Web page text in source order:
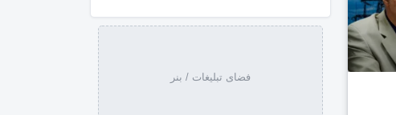
فضای تبلیغات / بنر